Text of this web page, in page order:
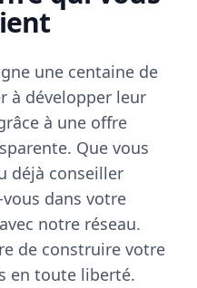
une centaine de
à développer leur
à une offre
Que vous
déjà conseiller
dans votre
notre réseau.
de construire votre
en toute liberté.